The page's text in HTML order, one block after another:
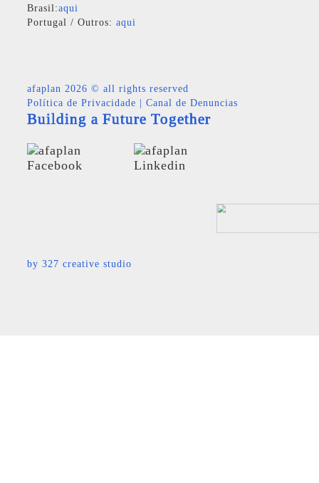
Brasil:aqui
Portugal / Outros: aqui
afaplan 2026 © all rights reserved
Política de Privacidade
Canal de Denuncias
Building a Future Together
by 327 creative studio